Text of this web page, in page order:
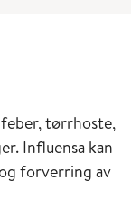
tørrhoste,
Influensa kan
forverring av